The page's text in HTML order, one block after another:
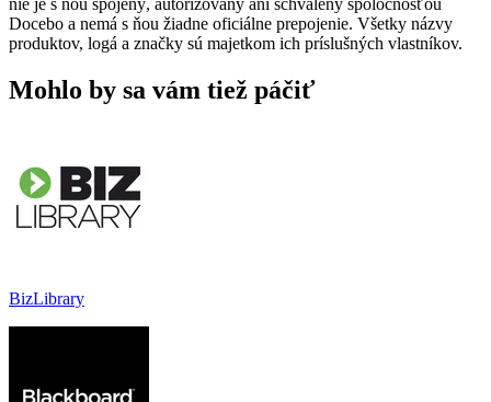
Docebo a nemá s ňou žiadne oficiálne prepojenie. Všetky názvy
produktov, logá a značky sú majetkom ich príslušných vlastníkov.
Mohlo by sa vám tiež páčiť
BizLibrary